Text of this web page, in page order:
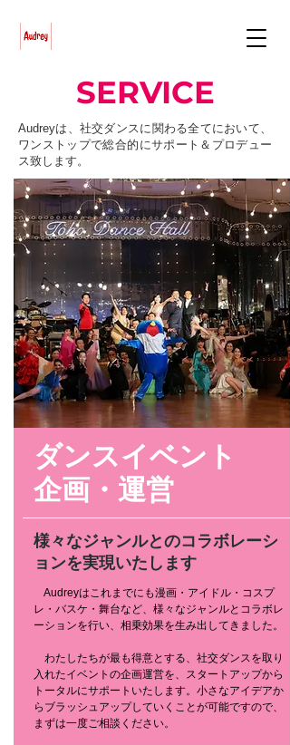
SERVICE
Audreyは、社交ダンスに関わる全てにおいて、
ワンストップで総合的にサポート＆プロデュー
ス致します。
ダンスイベント
企画・運営
様々なジャンルとのコラボレーシ
ョンを実現いたします
Audreyはこれまでにも漫画・アイドル・コスプ
レ・バスケ・舞台など、様々なジャンルとコラボレ
ーションを行い、相乗効果を生み出してきました。
わたしたちが最も得意とする、社交ダンスを取り
入れたイベントの企画運営を、スタートアップから
トータルにサポートいたします。小さなアイデアか
らブラッシュアップしていくことが可能ですので、
まずは一度ご相談ください。